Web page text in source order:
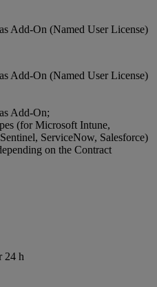
Add-On (Named User License)
Add-On (Named User License)
Add-On;
(for Microsoft Intune,
ServiceNow, Salesforce)
on the Contract
24 h